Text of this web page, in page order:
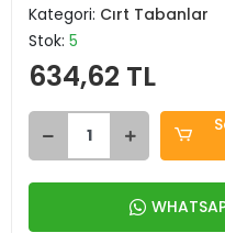
Kategori: Cırt Tabanlar
Stok: 5
634,62 TL